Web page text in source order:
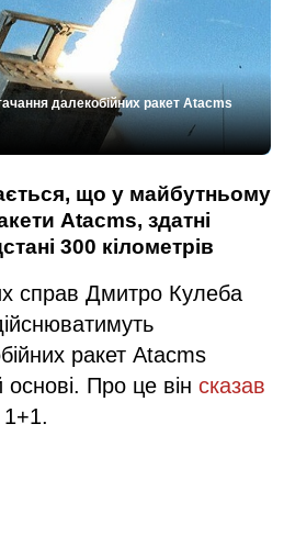
далекобійних ракет Atacms
що у майбутньому
Atacms, здатні
300 кілометрів
справ Дмитро Кулеба
ракет Atacms
основі. Про це він сказав
1+1.